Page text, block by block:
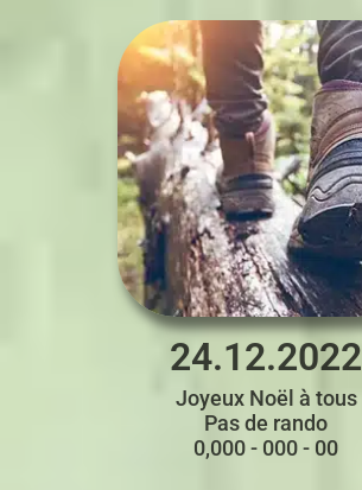
24.12.2022
Joyeux Noël à tous
Pas de rando
0,000 - 000 - 00